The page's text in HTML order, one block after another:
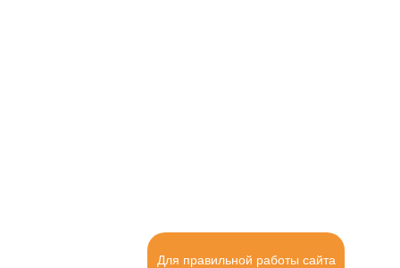
Для правильной работы сайта